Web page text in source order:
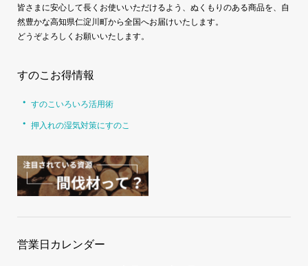
皆さまに安心して長くお使いいただけるよう、ぬくもりのある商品を、自
然豊かな高知県仁淀川町から全国へお届けいたします。
どうぞよろしくお願いいたします。
すのこお得情報
すのこいろいろ活用術
押入れの湿気対策にすのこ
営業日カレンダー